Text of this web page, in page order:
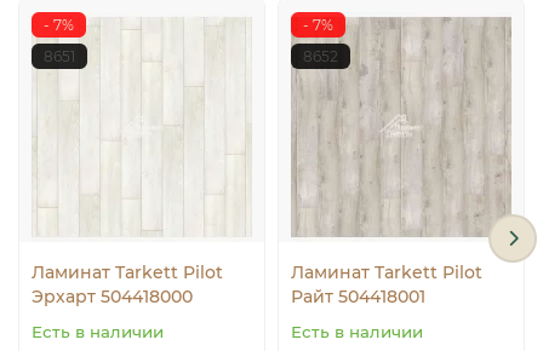
- 7%
8651
Ламинат Tarkett Pilot
Эрхарт 504418000
Есть в наличии
- 7%
8652
Ламинат Tarkett Pilot
Райт 504418001
Есть в наличии